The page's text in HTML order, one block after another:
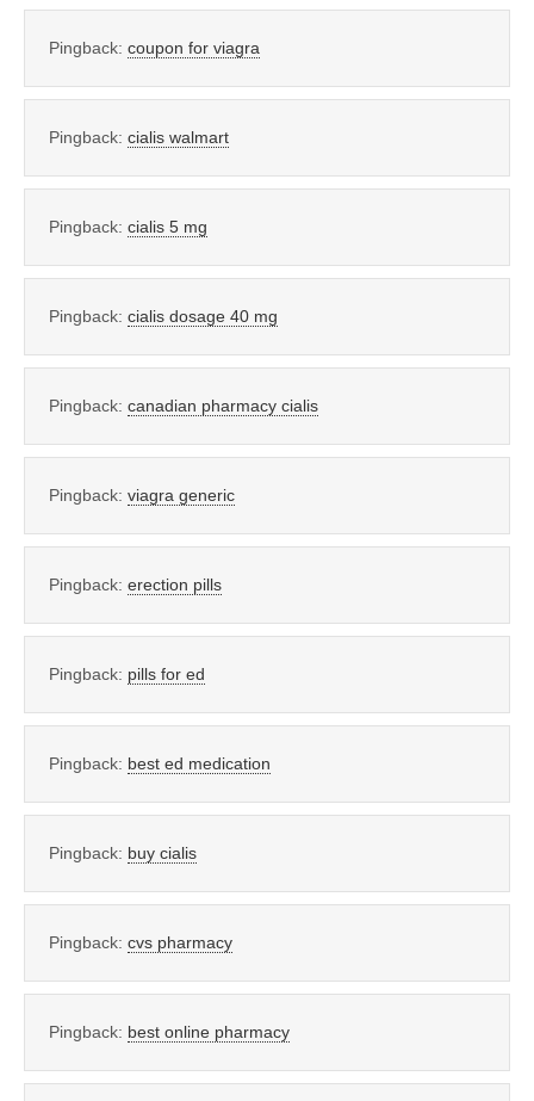
Pingback: coupon for viagra
Pingback: cialis walmart
Pingback: cialis 5 mg
Pingback: cialis dosage 40 mg
Pingback: canadian pharmacy cialis
Pingback: viagra generic
Pingback: erection pills
Pingback: pills for ed
Pingback: best ed medication
Pingback: buy cialis
Pingback: cvs pharmacy
Pingback: best online pharmacy